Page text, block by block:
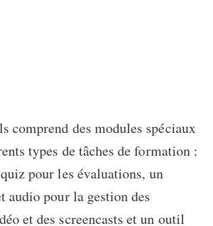
comprend des modules spéciaux
types de tâches de formation :
pour les évaluations, un
audio pour la gestion des
et des screencasts et un outil